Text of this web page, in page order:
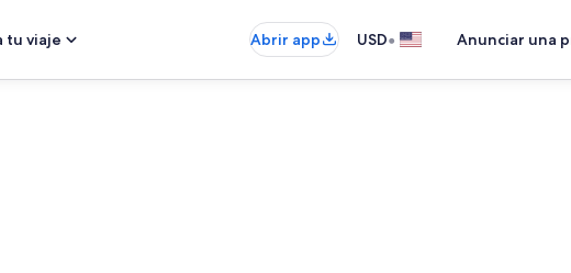
tu viaje
Abrir app USD• Anunciar una